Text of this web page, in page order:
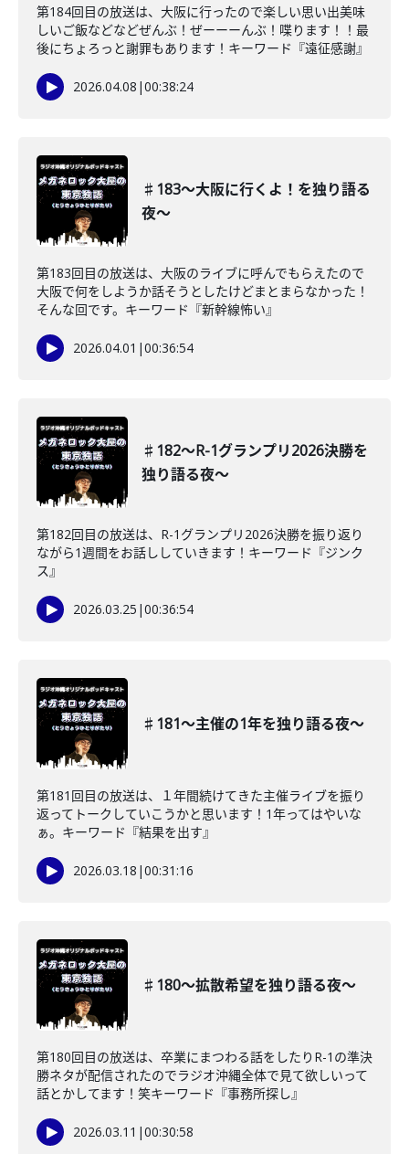
第184回目の放送は、大阪に行ったので楽しい思い出美味
しいご飯などなどぜんぶ！ぜーーーんぶ！喋ります！！最
後にちょろっと謝罪もあります！キーワード『遠征感謝』
2026.04.08 |00:38:24
♯183〜大阪に行くよ！を独り語る
夜〜
第183回目の放送は、大阪のライブに呼んでもらえたので
大阪で何をしようか話そうとしたけどまとまらなかった！
そんな回です。キーワード『新幹線怖い』
2026.04.01 |00:36:54
♯182〜R-1グランプリ2026決勝を
独り語る夜〜
第182回目の放送は、R-1グランプリ2026決勝を振り返り
ながら1週間をお話ししていきます！キーワード『ジンク
ス』
2026.03.25 |00:36:54
♯181〜主催の1年を独り語る夜〜
第181回目の放送は、１年間続けてきた主催ライブを振り
返ってトークしていこうかと思います！1年ってはやいな
ぁ。キーワード『結果を出す』
2026.03.18 |00:31:16
♯180〜拡散希望を独り語る夜〜
第180回目の放送は、卒業にまつわる話をしたりR-1の準決
勝ネタが配信されたのでラジオ沖縄全体で見て欲しいって
話とかしてます！笑キーワード『事務所探し』
2026.03.11 |00:30:58